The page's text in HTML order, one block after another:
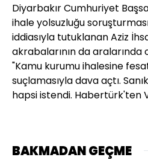
Diyarbakır Cumhuriyet
ihale yolsuzluğu
iddiasıyla tutuklanan Aziz
akrabalarının da aralarında
"Kamu kurumu ihalesine
suçlamasıyla dava açtı.
hapsi istendi. Habertürk'ten
BAKMADAN GEÇME